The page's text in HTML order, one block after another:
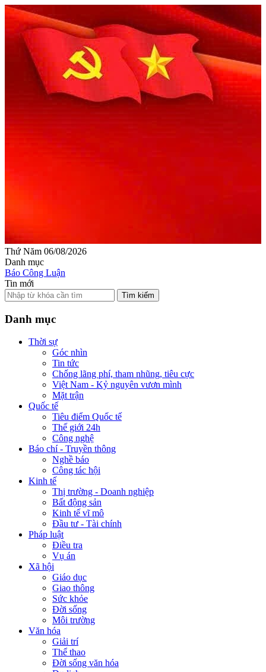
Thứ Năm 06/08/2026
Danh mục
Báo Công Luận
Tin mới
Tìm kiếm
Danh mục
Thời sự
Góc nhìn
Tin tức
Chống lãng phí, tham nhũng, tiêu cực
Việt Nam - Kỷ nguyên vươn mình
Mặt trận
Quốc tế
Tiêu điểm Quốc tế
Thế giới 24h
Công nghệ
Báo chí - Truyền thông
Nghề báo
Công tác hội
Kinh tế
Thị trường - Doanh nghiệp
Bất động sản
Kinh tế vĩ mô
Đầu tư - Tài chính
Pháp luật
Điều tra
Vụ án
Xã hội
Giáo dục
Giao thông
Sức khỏe
Đời sống
Môi trường
Văn hóa
Giải trí
Thể thao
Đời sống văn hóa